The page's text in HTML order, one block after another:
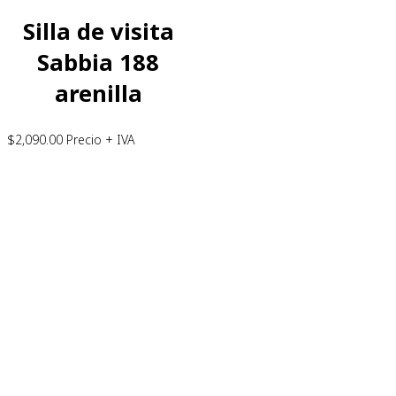
Silla de visita
Sabbia 188
arenilla
$2,090.00 Precio + IVA